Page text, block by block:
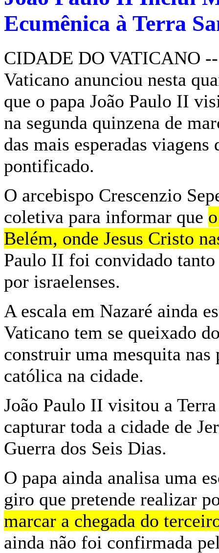
Ecumênica à Terra
CIDADE DO VATICANO
Vaticano anunciou nesta
que o papa João Paulo II
na segunda quinzena de
das mais esperadas viagens
pontificado.
O arcebispo Crescenzio
coletiva para informar que
Belém, onde Jesus Cristo
Paulo II foi convidado
por israelenses.
A escala em Nazaré ainda
Vaticano tem se queixado
construir uma mesquita
católica na cidade.
João Paulo II visitou a
capturar toda a cidade de
Guerra dos Seis Dias.
O papa ainda analisa uma
giro que pretende realizar
marcar a chegada do
ainda não foi confirmada